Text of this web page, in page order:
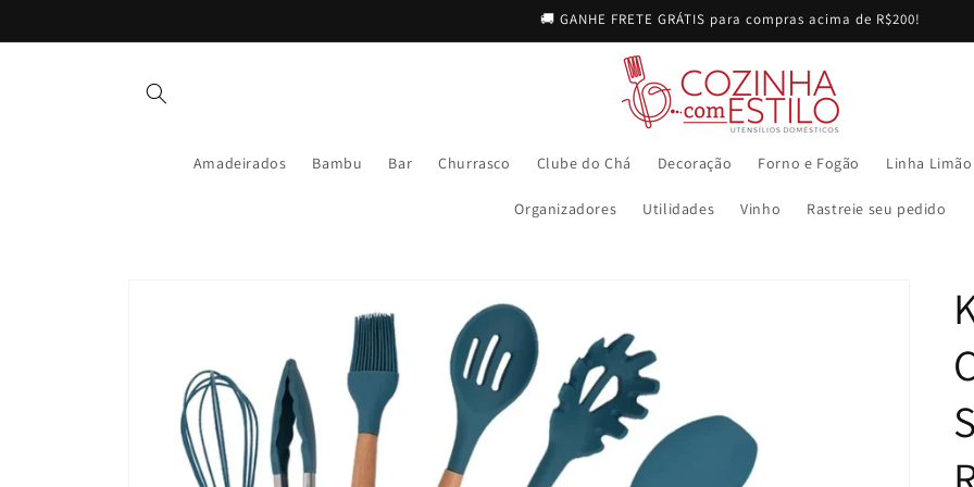
conteúdo
🚚 GANHE FRETE GRÁTIS para compras acima de R$200!
Amadeirados Bambu Bar Churrasco Clube do Chá Decoração Forno e Fogão Linha
Organizadores Utilidades Vinho Rastreie seu pedido